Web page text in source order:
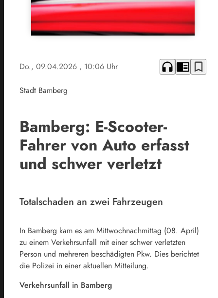
Do., 09.04.2026 , 10:06 Uhr headphones chrome_reader_mode bookmark_border
Stadt Bamberg
Bamberg: E-Scooter-
Fahrer von Auto erfasst
und schwer verletzt
Totalschaden an zwei Fahrzeugen
In Bamberg kam es am Mittwochnachmittag (08. April)
zu einem Verkehrsunfall mit einer schwer verletzten
Person und mehreren beschädigten Pkw. Dies berichtet
die Polizei in einer aktuellen Mitteilung.
Verkehrsunfall in Bamberg